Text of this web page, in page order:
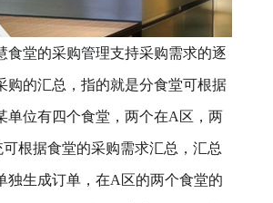
食堂的采购管理支持采购需求的逐
购的汇总，指的就是分食堂可根据
单位有四个食堂，两个在A区，两
根据食堂的采购需求汇总，汇总
独生成订单，在A区的两个食堂的